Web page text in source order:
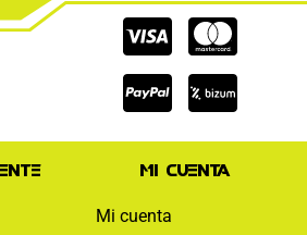
Cc-
visa
Cc-
Cc-
paypal
Mi cuenta
Mi cuenta